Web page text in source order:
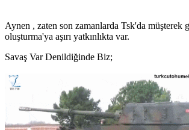
Aynen , zaten son zamanlarda Tsk'da müşterek
oluşturma'ya aşırı yatkınlıkta var.
Savaş Var Denildiğinde Biz;